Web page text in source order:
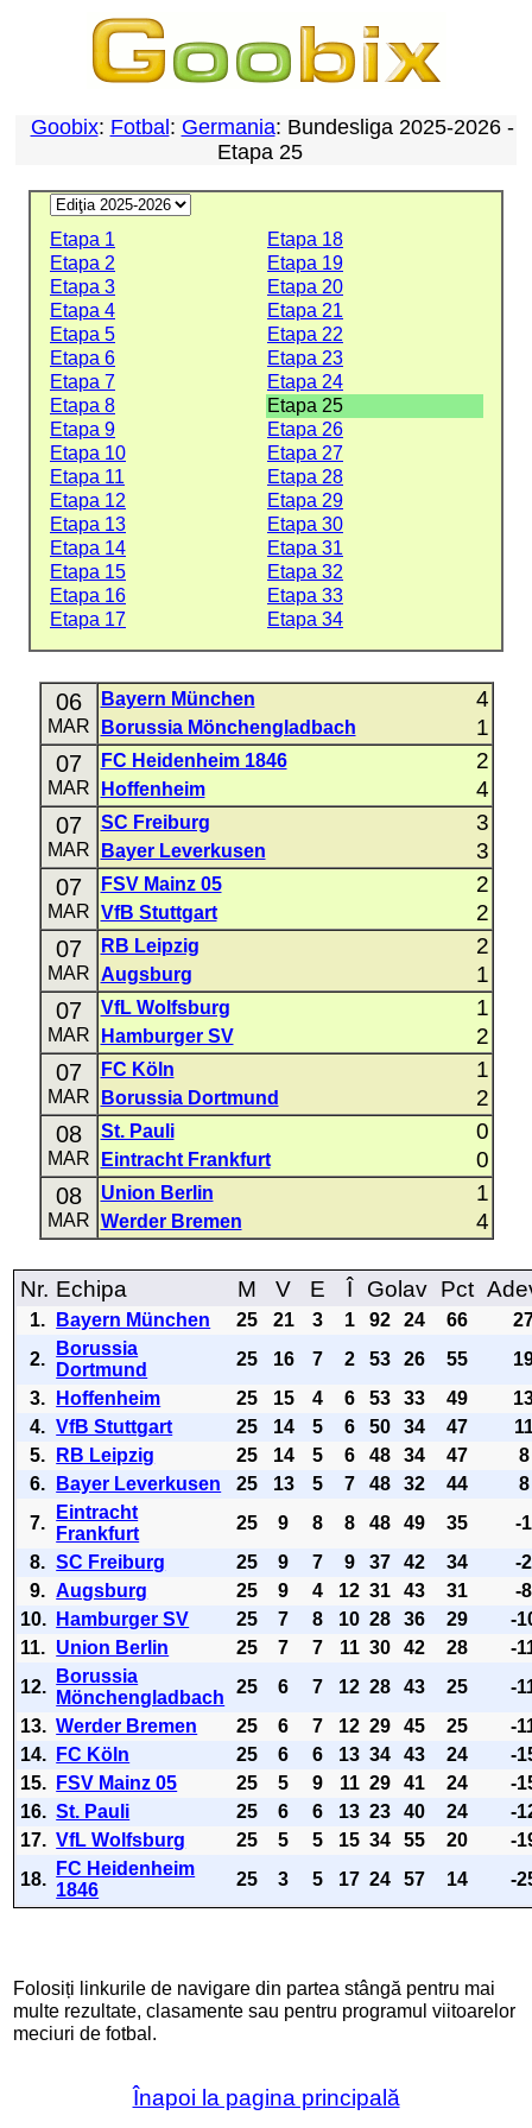
Goobix: Fotbal : Germania: Bundesliga 2025-2026 -
Etapa 25
Etapa 1
Etapa 18
Etapa 2
Etapa 19
Etapa 3
Etapa 20
Etapa 4
Etapa 21
Etapa 5
Etapa 22
Etapa 6
Etapa 23
Etapa 7
Etapa 24
Etapa 8
Etapa 25
Etapa 9
Etapa 26
Etapa 10
Etapa 27
Etapa 11
Etapa 28
Etapa 12
Etapa 29
Etapa 13
Etapa 30
Etapa 14
Etapa 31
Etapa 15
Etapa 32
Etapa 16
Etapa 33
Etapa 17
Etapa 34
06
MAR
Bayern München 4
Borussia Mönchengladbach 1
07
MAR
FC Heidenheim 1846 2
Hoffenheim 4
07
MAR
SC Freiburg 3
Bayer Leverkusen 3
07
MAR
FSV Mainz 05 2
VfB Stuttgart 2
07
MAR
RB Leipzig 2
Augsburg 1
07
MAR
VfL Wolfsburg 1
Hamburger SV 2
07
MAR
FC Köln 1
Borussia Dortmund 2
08
MAR
St. Pauli 0
Eintracht Frankfurt 0
08
MAR
Union Berlin 1
Werder Bremen 4
Nr. Echipa M V E Î Golav Pct
1. Bayern München 25 21 3 1 92 24 66
2.
Borussia
Dortmund
25 16 7 2 53 26 55
3.
Hoffenheim 25 15 4 6 53 33 49
4. VfB Stuttgart 25 14 5 6 50 34 47
5.
RB Leipzig 25 14 5 6 48 34 47
8
6.
Bayer Leverkusen 25 13 5 7 48 32 44
8
7.
Eintracht
Frankfurt
25 9 8 8 48 49 35
-1
8. SC Freiburg 25 9 7 9 37 42 34
-2
9. Augsburg 25 9 4 12 31 43 31
-8
10.
Hamburger SV 25 7 8 10 28 36 29
-
11. Union Berlin 25 7 7 11 30 42 28
-
12.
Borussia
Mönchengladbach
25 6 7 12 28 43 25
-
13. Werder Bremen 25 6 7 12 29 45 25
-
14.
FC Köln 25 6 6 13 34 43 24
-
15.
FSV Mainz 05 25 5 9 11 29 41 24
-
16. St. Pauli 25 6 6 13 23 40 24
-
17. VfL Wolfsburg 25 5 5 15 34 55 20
-
18.
FC Heidenheim
1846
25 3 5 17 24 57 14 -
Folosiți linkurile de navigare din partea stângă pentru mai
multe rezultate, clasamente sau pentru programul viitoarelor
meciuri de fotbal.
Înapoi la pagina principală